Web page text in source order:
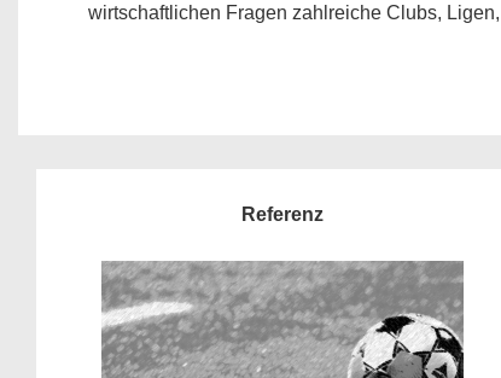
wirtschaftlichen Fragen zahlreiche Clubs,
Referenz